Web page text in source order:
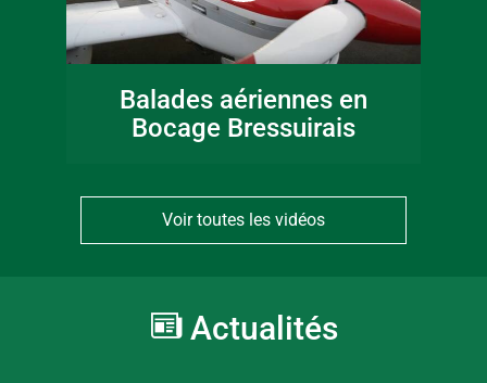
Balades aériennes en
Bocage Bressuirais
Voir toutes les vidéos
Actualités